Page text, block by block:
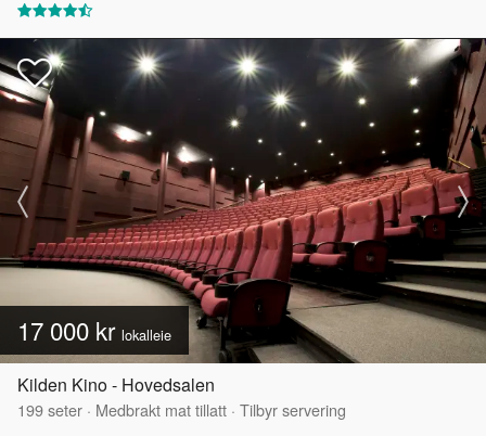
17 000 kr lokalleie
Kilden Kino - Hovedsalen
199seter · Medbrakt mat tillatt · Tilbyr servering